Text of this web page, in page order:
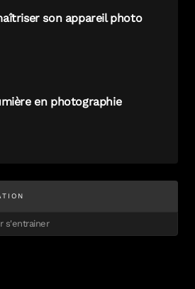
son appareil photo
en photographie
s'entrainer